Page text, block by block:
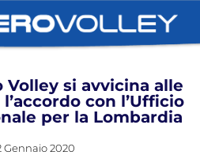
Volley si avvicina alle
con l’Ufficio
per la Lombardia
Gennaio 2020